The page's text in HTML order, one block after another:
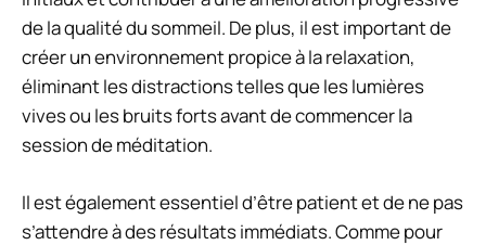
de la qualité du sommeil. De plus, il est important de
créer un environnement propice à la relaxation,
éliminant les distractions telles que les lumières
vives ou les bruits forts avant de commencer la
session de méditation.
Il est également essentiel d’être patient et de ne pas
s’attendre à des résultats immédiats. Comme pour